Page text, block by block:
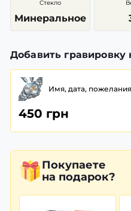
Стекло
Минеральное
Добавить гравировку
Имя, дата,
450 грн
Покупаете
на подарок?